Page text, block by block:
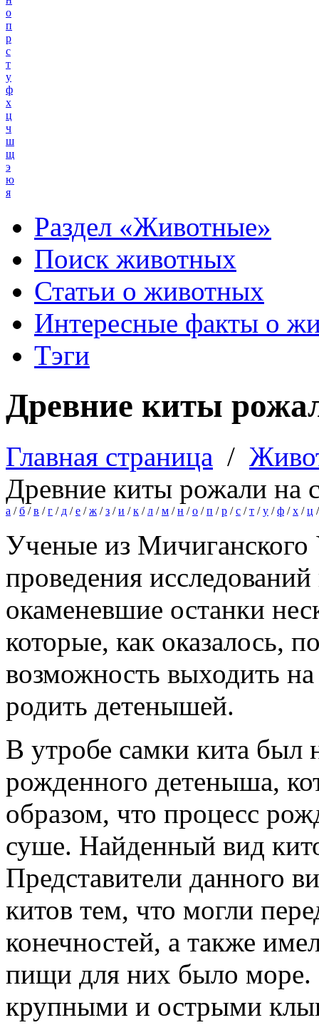
о
п
р
с
т
у
ф
х
ц
ч
ш
щ
э
ю
я
Раздел «Животные»
Поиск животных
Статьи о животных
Интересные факты о
Тэги
Древние киты
Главная страница /
Древние киты рожали на
а /б /в /г / д /е /ж /з /и /к /л /м /н /о /п /р /с /т /у /ф /х /ц
Ученые из Мичиганского
проведения
окаменевшие останки
которые, как оказалось,
возможность выходить
родить детенышей.
В утробе самки кита был
рожденного детеныша,
образом, что процесс
суше. Найденный вид
Представители данного
китов тем, что могли
конечностей, а также
пищи для них было море.
крупными и острыми